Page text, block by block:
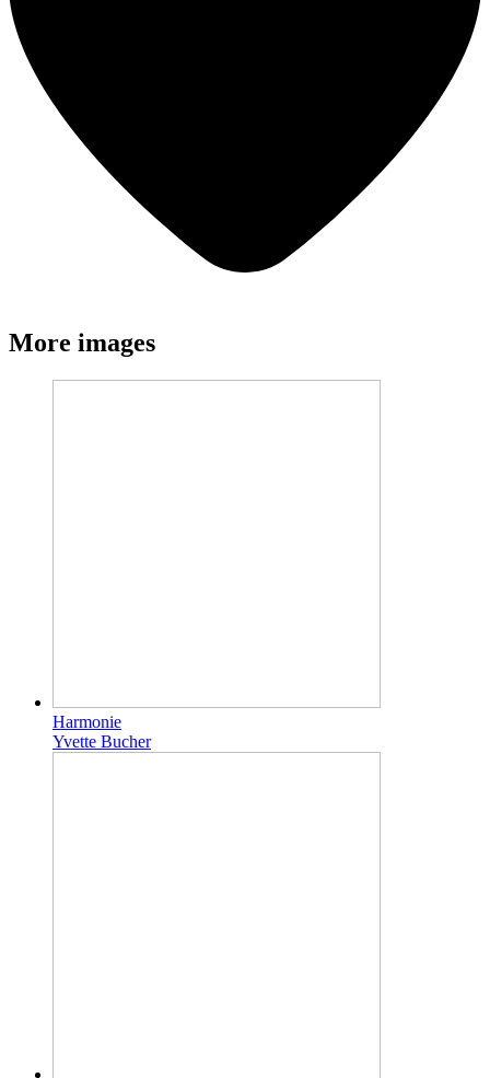
More images
Harmonie
Yvette Bucher